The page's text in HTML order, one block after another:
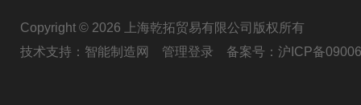
Copyright © 2026 上海乾拓贸易有限公司版权所有
技术支持： 智能制造网 管理登录 备案号： 沪ICP备